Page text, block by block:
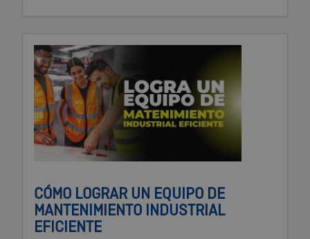
CÓMO LOGRAR UN EQUIPO DE
MANTENIMIENTO INDUSTRIAL
EFICIENTE